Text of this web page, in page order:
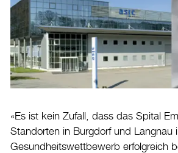
«Es ist kein Zufall, dass das Spital
Standorten in Burgdorf und Langnau
Gesundheitswettbewerb erfolgreich